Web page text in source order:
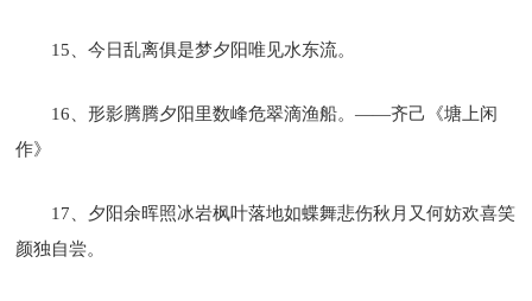
15、今日乱离俱是梦夕阳唯见水东流。
16、形影腾腾夕阳里数峰危翠滴渔船。——齐己《塘上闲
作》
17、夕阳余晖照冰岩枫叶落地如蝶舞悲伤秋月又何妨欢喜笑
颜独自尝。